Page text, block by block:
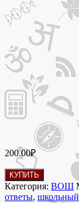
200.00₽
Количество
товара
15-
КУПИТЬ
Категория: ВОШ
ответы, школьный